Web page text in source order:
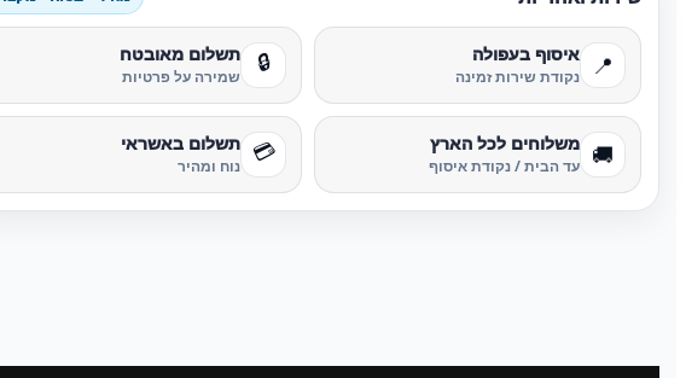
📍 איסוף בעפולה
נקודת שירות זמינה 🔒 תשלום מאובטח
שמירה על פרטיות
🚚 משלוחים לכל הארץ
עד הבית / נקודת איסוף 💳 תשלום באשראי
נוח ומהיר